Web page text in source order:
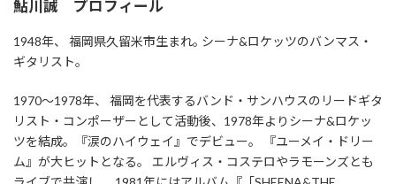
鮎川誠 プロフィール
1948年、 福岡県久留米市生まれ｡ シーナ&ロケッツのバンマス・
ギタリスト。
1970～1978年、 福岡を代表するバンド・サンハウスのリードギタ
リスト・コンポーザーとして活動後、1978年よりシーナ&ロケッ
ツを結成。『涙のハイウェイ』でデビュー。 『ユーメイ・ドリー
ム』が大ヒットとなる。 エルヴィス・コステロやラモーンズとも